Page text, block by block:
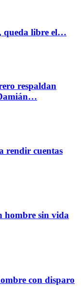
queda libre el…
respaldan
rendir cuentas
hombre sin vida
con disparo